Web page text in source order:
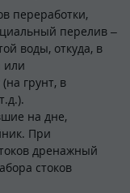
переработки,
перелив –
воды, откуда, в
или
грунт, в
на дне,
При
дренажный
стоков